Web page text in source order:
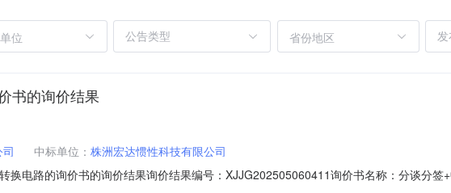
位 省份地区
书的询价结果
中标单位： 株洲宏达惯性科技有限公司
换电路的询价书的询价结果询价结果编号：XJJG202505060411询价书名称：分谈分签